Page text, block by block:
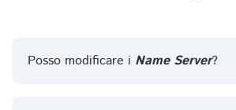
Posso modificare i Name Server?